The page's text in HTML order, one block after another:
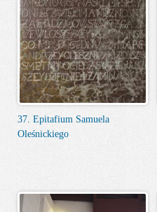
37. Epitafium Samuela
Oleśnickiego